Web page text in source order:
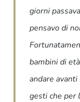
giorni
pensavo di
bambini di
andare
gesti che per